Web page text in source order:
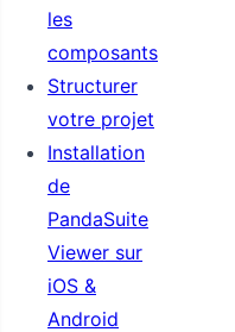
les
composants
Structurer
votre projet
Installation
de
PandaSuite
Viewer sur
iOS &
Android